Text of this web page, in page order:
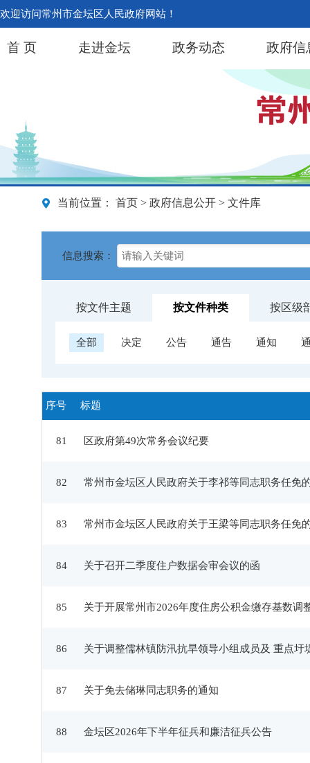
欢迎访问常州市金坛区人民政府网站！
首 页 走进金坛 政务动态 政府信
当前位置： 首页 > 政府信息公开 > 文件库
信息搜索：
按文件主题 按文件种类 按区级
全部 决定 公告 通告 通知
序号 标题
81 区政府第49次常务会议纪要
82 常州市金坛区人民政府关于李祁等同志职务任免
83 常州市金坛区人民政府关于王梁等同志职务任免
84 关于召开二季度住户数据会审会议的函
85 关于开展常州市2026年度住房公积金缴存基数调
86 关于调整儒林镇防汛抗旱领导小组成员及 重点圩
87 关于免去储琳同志职务的通知
88 金坛区2026年下半年征兵和廉洁征兵公告